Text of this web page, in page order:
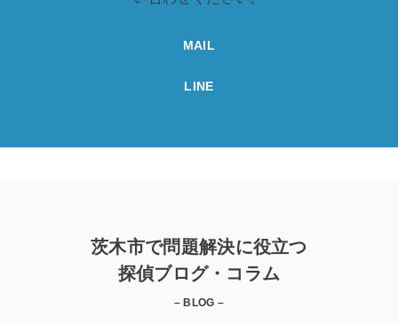
MAIL
LINE
茨木市で問題解決に役立つ
探偵ブログ・コラム
– BLOG –